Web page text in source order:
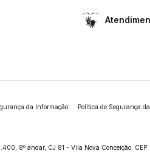
da Informação Política de Segurança
8º andar, CJ 81 - Vila Nova Conceição.